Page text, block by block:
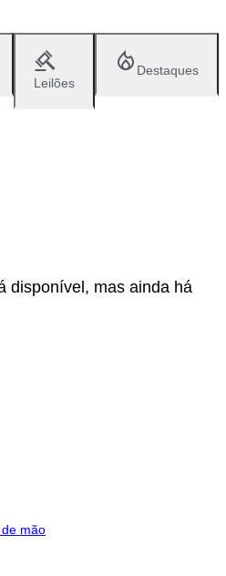
Leilões
Destaques
disponível, mas ainda há
mão